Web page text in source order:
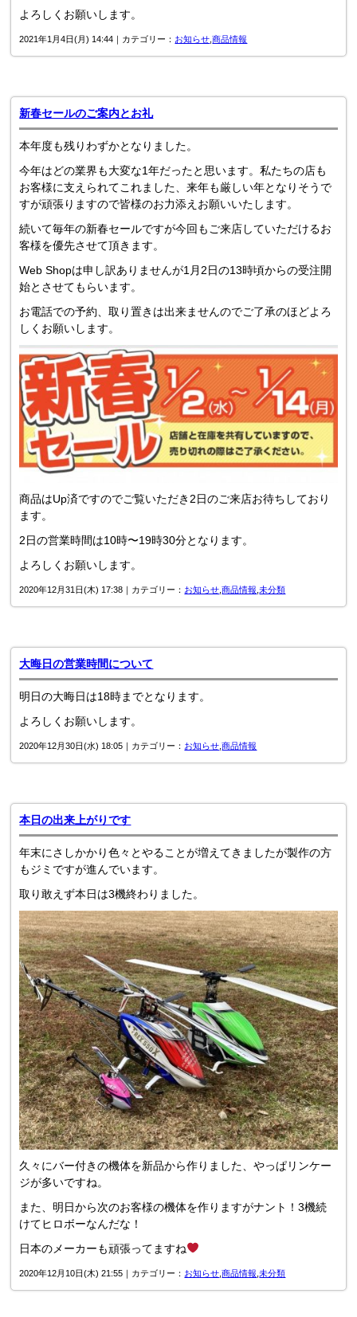
よろしくお願いします。
2021年1月4日(月) 14:44｜カテゴリー： お知らせ ,商品情報
新春セールのご案内とお礼
本年度も残りわずかとなりました。
今年はどの業界も大変な1年だったと思います。私たちの店も
お客様に支えられてこれました、来年も厳しい年となりそうで
すが頑張りますので皆様のお力添えお願いいたします。
続いて毎年の新春セールですが今回もご来店していただけるお
客様を優先させて頂きます。
Web Shopは申し訳ありませんが1月2日の13時頃からの受注開
始とさせてもらいます。
お電話での予約、取り置きは出来ませんのでご了承のほどよろ
しくお願いします。
商品はUp済ですのでご覧いただき2日のご来店お待ちしており
ます。
2日の営業時間は10時〜19時30分となります。
よろしくお願いします。
2020年12月31日(木) 17:38｜カテゴリー： お知らせ ,商品情報 ,未分類
大晦日の営業時間について
明日の大晦日は18時までとなります。
よろしくお願いします。
2020年12月30日(水) 18:05｜カテゴリー： お知らせ ,商品情報
本日の出来上がりです
年末にさしかかり色々とやることが増えてきましたが製作の方
もジミですが進んでいます。
取り敢えず本日は3機終わりました。
久々にバー付きの機体を新品から作りました、やっぱリンケー
ジが多いですね。
また、明日から次のお客様の機体を作りますがナント！3機続
けてヒロボーなんだな！
日本のメーカーも頑張ってますね
2020年12月10日(木) 21:55｜カテゴリー： お知らせ ,商品情報 ,未分類